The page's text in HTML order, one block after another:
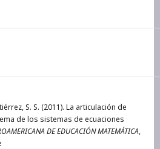
S. S. (2011). La articulación de
de los sistemas de ecuaciones
DE EDUCACIÓN MATEMÁTICA,